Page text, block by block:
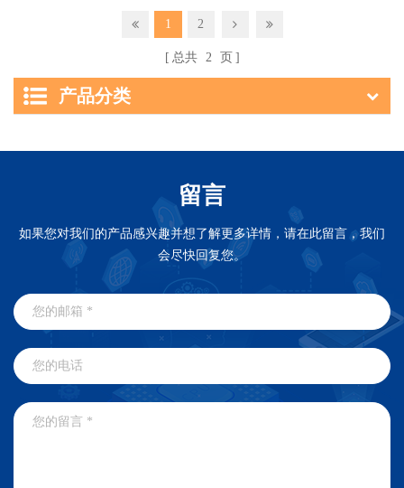
1 2
总共 2 页
产品分类
留言
如果您对我们的产品感兴趣并想了解更多详情，请在此留言，我们
会尽快回复您。